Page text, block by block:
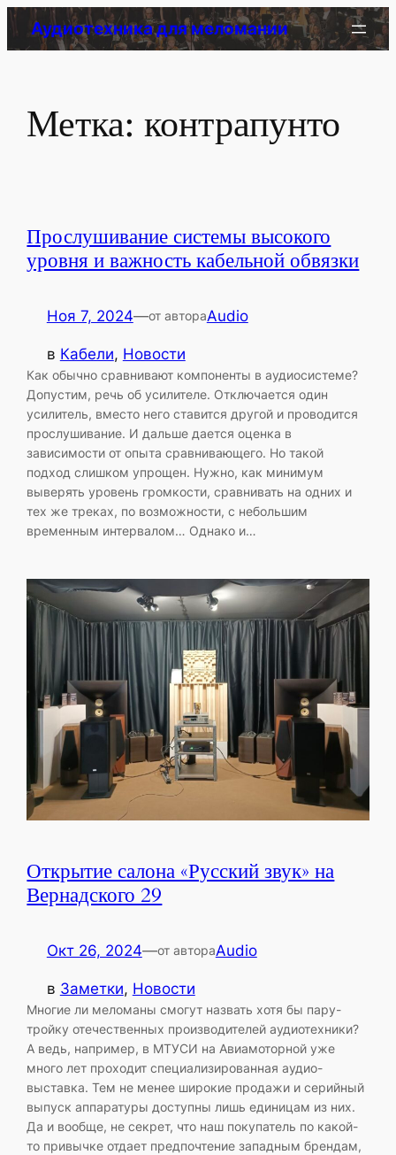
Перейти
Аудиотехника для меломании
Метка:контрапунто
Прослушивание системы высокого
уровня и важность кабельной обвязки
Ноя 7, 2024—от автораAudio
в Кабели, Новости
Как обычно сравнивают компоненты в аудиосистеме?
Допустим, речь об усилителе. Отключается один
усилитель, вместо него ставится другой и проводится
прослушивание. И дальше дается оценка в
зависимости от опыта сравнивающего. Но такой
подход слишком упрощен. Нужно, как минимум
выверять уровень громкости, сравнивать на одних и
тех же треках, по возможности, с небольшим
временным интервалом… Однако и…
Открытие салона «Русский звук» на
Вернадского 29
Окт 26, 2024—от автораAudio
в Заметки, Новости
Многие ли меломаны смогут назвать хотя бы пару-
тройку отечественных производителей аудиотехники?
А ведь, например, в МТУСИ на Авиамоторной уже
много лет проходит специализированная аудио-
выставка. Тем не менее широкие продажи и серийный
выпуск аппаратуры доступны лишь единицам из них.
Да и вообще, не секрет, что наш покупатель по какой-
то привычке отдает предпочтение западным брендам,